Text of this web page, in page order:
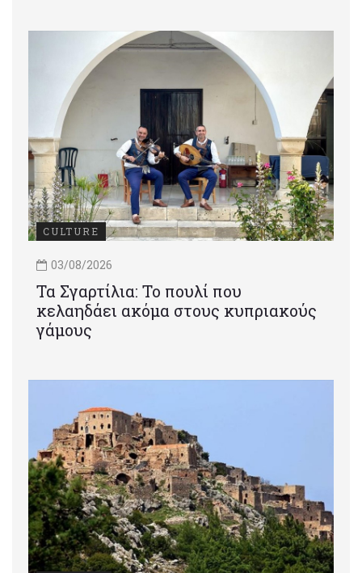
CULTURE
03/08/2026
Τα Σγαρτίλια: Το πουλί που
κελαηδάει ακόμα στους κυπριακούς
γάμους